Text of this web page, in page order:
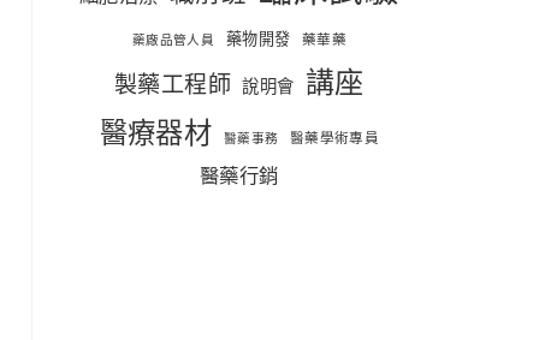
藥廠品管人員 藥物開發 藥華藥
製藥工程師 說明會 講座
醫療器材 醫藥事務 醫藥學術專員
醫藥行銷